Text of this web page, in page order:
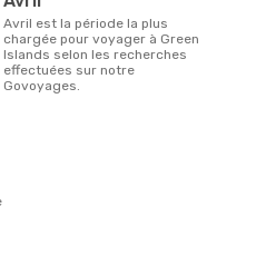
avril est la période la plus
chargée pour voyager à Green
Islands selon les recherches
effectuées sur notre
Govoyages.